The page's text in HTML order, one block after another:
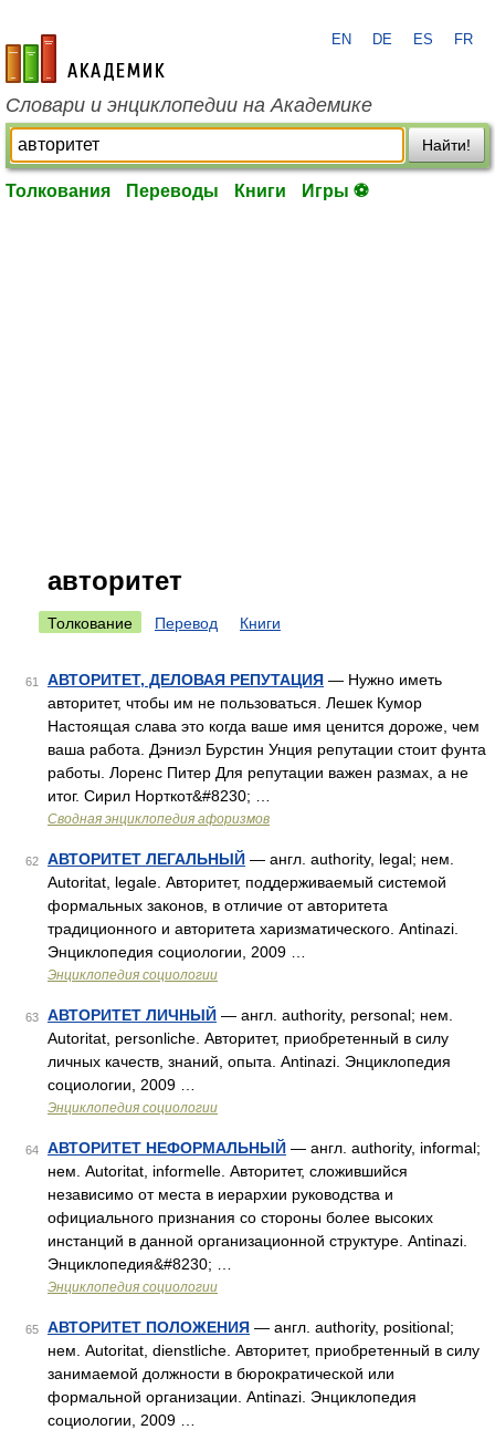
academic.ru
EN DE ES FR
Словари и энциклопедии на Академике
Найти!
Толкования Переводы Книги Игры ⚽
авторитет
Толкование Перевод Книги
61 АВТОРИТЕТ, ДЕЛОВАЯ РЕПУТАЦИЯ — Нужно иметь
авторитет, чтобы им не пользоваться. Лешек Кумор
Настоящая слава это когда ваше имя ценится дороже, чем
ваша работа. Дэниэл Бурстин Унция репутации стоит фунта
работы. Лоренс Питер Для репутации важен размах, а не
итог. Сирил Норткот&#8230; …
Сводная энциклопедия афоризмов
62 АВТОРИТЕТ ЛЕГАЛЬНЫЙ — англ. authority, legal; нем.
Autoritat, legale. Авторитет, поддерживаемый системой
формальных законов, в отличие от авторитета
традиционного и авторитета харизматического. Antinazi.
Энциклопедия социологии, 2009 …
Энциклопедия социологии
63 АВТОРИТЕТ ЛИЧНЫЙ — англ. authority, personal; нем.
Autoritat, personliche. Авторитет, приобретенный в силу
личных качеств, знаний, опыта. Antinazi. Энциклопедия
социологии, 2009 …
Энциклопедия социологии
64 АВТОРИТЕТ НЕФОРМАЛЬНЫЙ — англ. authority, informal;
нем. Autoritat, informelle. Авторитет, сложившийся
независимо от места в иерархии руководства и
официального признания со стороны более высоких
инстанций в данной организационной структуре. Antinazi.
Энциклопедия&#8230; …
Энциклопедия социологии
65 АВТОРИТЕТ ПОЛОЖЕНИЯ — англ. authority, positional;
нем. Autoritat, dienstliche. Авторитет, приобретенный в силу
занимаемой должности в бюрократической или
формальной организации. Antinazi. Энциклопедия
социологии, 2009 …